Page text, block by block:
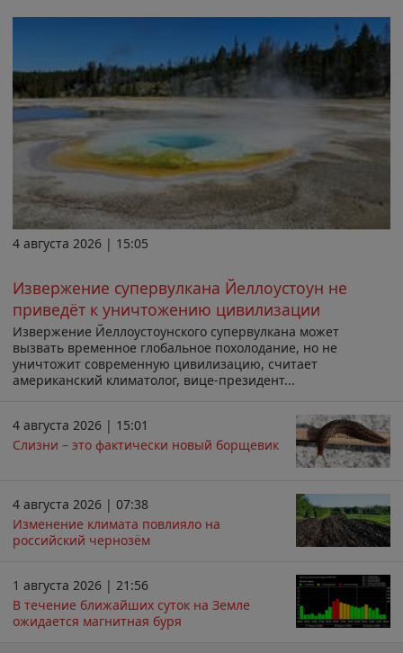
4 августа 2026 | 15:05
Извержение супервулкана Йеллоустоун не
приведёт к уничтожению цивилизации
Извержение Йеллоустоунского супервулкана может
вызвать временное глобальное похолодание, но не
уничтожит современную цивилизацию, считает
американский климатолог, вице-президент...
4 августа 2026 | 15:01
Слизни – это фактически новый борщевик
4 августа 2026 | 07:38
Изменение климата повлияло на
российский чернозём
1 августа 2026 | 21:56
В течение ближайших суток на Земле
ожидается магнитная буря